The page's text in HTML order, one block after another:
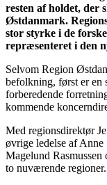
resten af holdet, der
Østdanmark.
stor styrke i de
repræsenteret i den
Selvom Region
befolkning, først er en
forberedende
kommende
Med regionsdirektør
øvrige ledelse af
Magelund
to nuværende regioner.